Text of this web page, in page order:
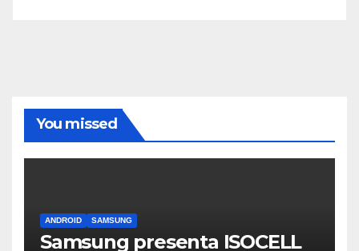
You missed
ANDROID SAMSUNG
Samsung presenta ISOCELL